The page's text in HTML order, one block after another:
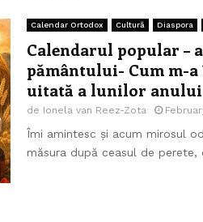
Calendar Ortodox Cultură Diaspora
Calendarul popular –
pământului- Cum m-
uitată a lunilor anului
de Ionela van Reez-Zota
Îmi amintesc și acum mirosul
măsura după ceasul de